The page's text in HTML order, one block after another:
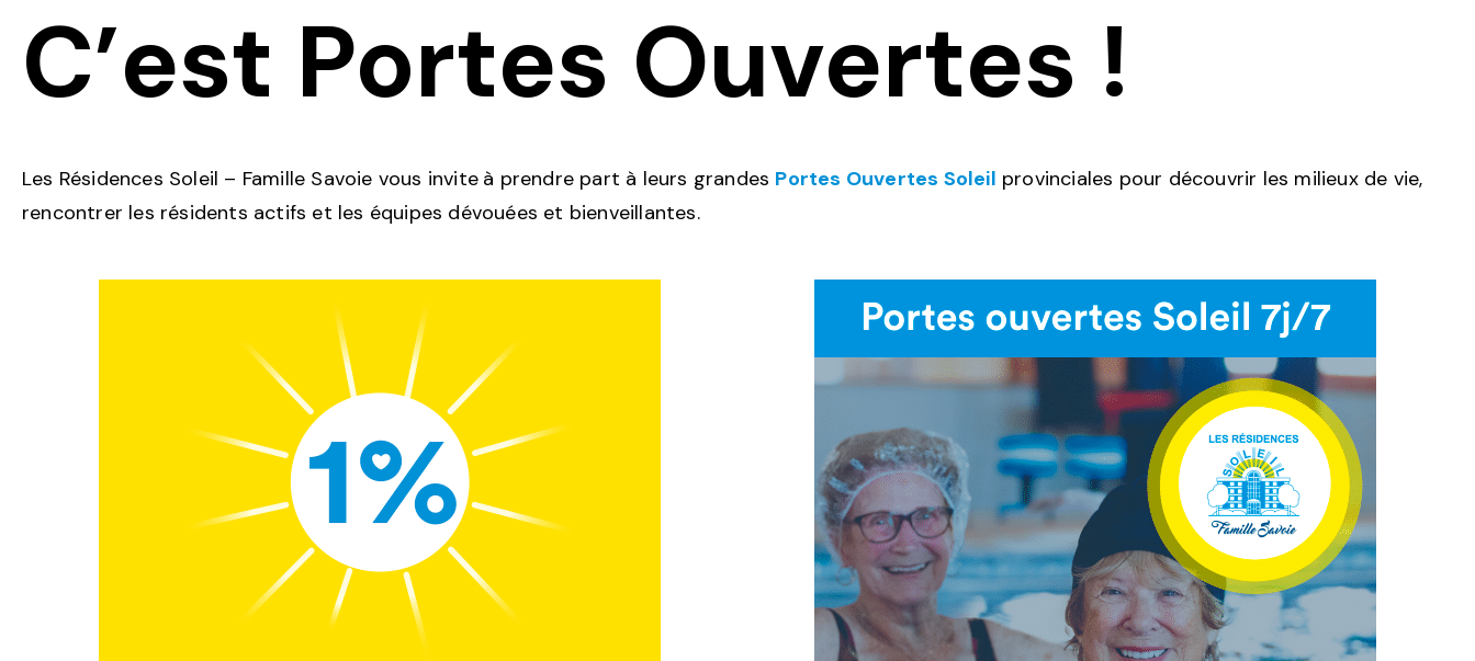
C’est Portes Ouvertes !
Les Résidences Soleil – Famille Savoie vous invite à prendre part à leurs grandes Portes Ouvertes Soleil provinciales pour découvrir les milieux de vie,
rencontrer les résidents actifs et les équipes dévouées et bienveillantes.